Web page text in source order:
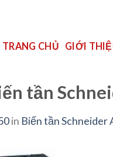
TRANG CHỦ GIỚI
tần
in Biến tần Schneider